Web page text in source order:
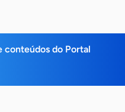
conteúdos do Portal